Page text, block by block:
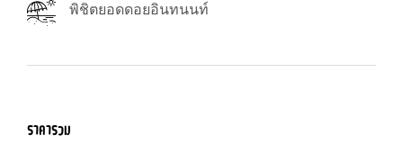
พิชิตยอดดอยอินทนนท์
ราคารวม